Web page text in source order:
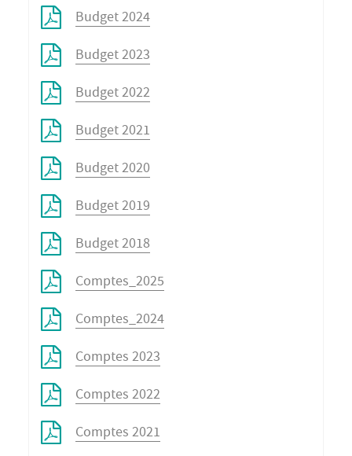
Budget 2024
Budget 2023
Budget 2022
Budget 2021
Budget 2020
Budget 2019
Budget 2018
Comptes_2025
Comptes_2024
Comptes 2023
Comptes 2022
Comptes 2021